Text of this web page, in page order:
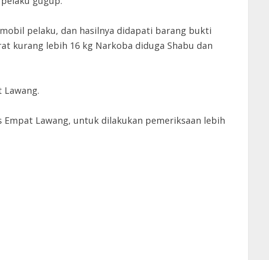
pelaku, dan hasilnya didapati barang bukti
kurang lebih 16 kg Narkoba diduga Shabu dan
Lawang, untuk dilakukan pemeriksaan lebih